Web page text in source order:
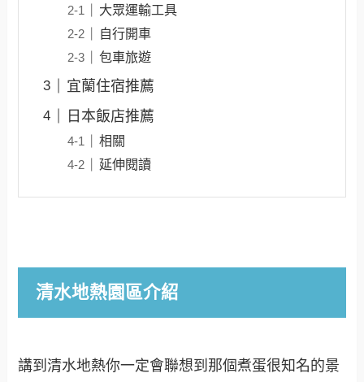
大眾運輸工具
自行開車
包車旅遊
宜蘭住宿推薦
日本飯店推薦
相關
延伸閱讀
清水地熱園區介紹
講到清水地熱你一定會聯想到那個煮蛋很知名的景